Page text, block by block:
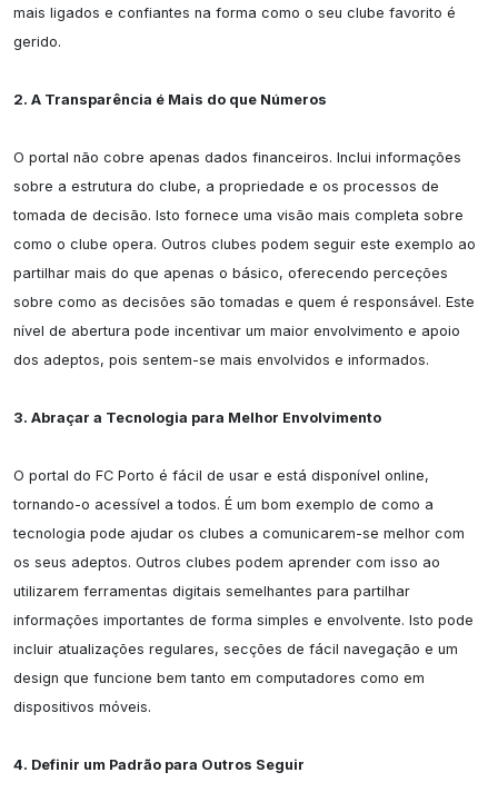
mais ligados e confiantes na forma como o seu clube favorito é
gerido.
2. A Transparência é Mais do que Números
O portal não cobre apenas dados financeiros. Inclui informações
sobre a estrutura do clube, a propriedade e os processos de
tomada de decisão. Isto fornece uma visão mais completa sobre
como o clube opera. Outros clubes podem seguir este exemplo ao
partilhar mais do que apenas o básico, oferecendo perceções
sobre como as decisões são tomadas e quem é responsável. Este
nível de abertura pode incentivar um maior envolvimento e apoio
dos adeptos, pois sentem-se mais envolvidos e informados.
3. Abraçar a Tecnologia para Melhor Envolvimento
O portal do FC Porto é fácil de usar e está disponível online,
tornando-o acessível a todos. É um bom exemplo de como a
tecnologia pode ajudar os clubes a comunicarem-se melhor com
os seus adeptos. Outros clubes podem aprender com isso ao
utilizarem ferramentas digitais semelhantes para partilhar
informações importantes de forma simples e envolvente. Isto pode
incluir atualizações regulares, secções de fácil navegação e um
design que funcione bem tanto em computadores como em
dispositivos móveis.
4. Definir um Padrão para Outros Seguir